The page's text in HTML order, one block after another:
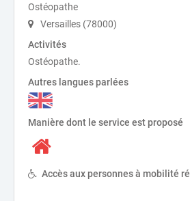
Ostéopathe
Versailles (78000)
Activités
Ostéopathe.
Autres langues parlées
Manière dont le service est proposé
Accès aux personnes à mobilité